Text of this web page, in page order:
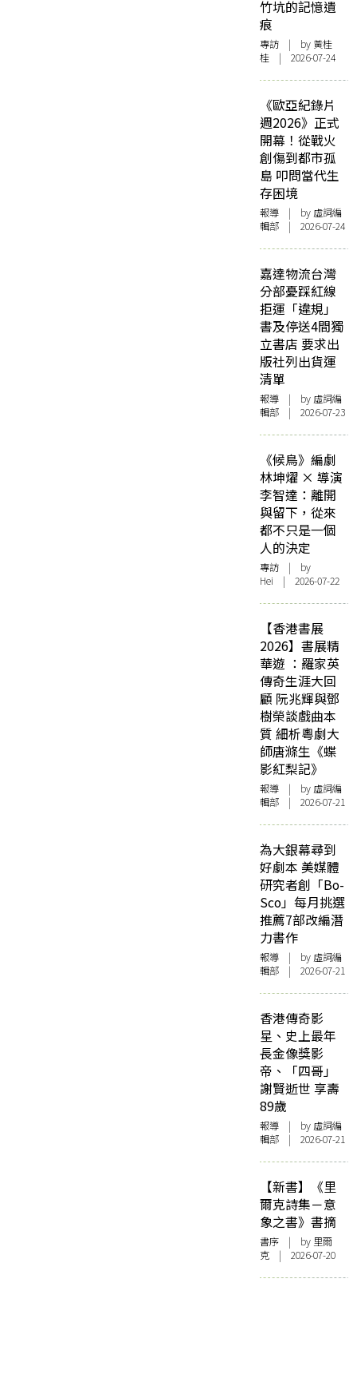
竹坑的記憶遺
痕
專訪 | by 黃桂
桂 | 2026-07-24
《歐亞紀錄片
週2026》正式
開幕！從戰火
創傷到都市孤
島 叩問當代生
存困境
報導 | by 虛詞編
輯部 | 2026-07-24
嘉達物流台灣
分部憂踩紅線
拒運「違規」
書及停送4間獨
立書店 要求出
版社列出貨運
清單
報導 | by 虛詞編
輯部 | 2026-07-23
《候鳥》編劇
林坤燿 × 導演
李智達：離開
與留下，從來
都不只是一個
人的決定
專訪 | by
Hei | 2026-07-22
【香港書展
2026】書展精
華遊 ：羅家英
傳奇生涯大回
顧 阮兆輝與鄧
樹榮談戲曲本
質 細析粵劇大
師唐滌生《蝶
影紅梨記》
報導 | by 虛詞編
輯部 | 2026-07-21
為大銀幕尋到
好劇本 美媒體
研究者創「Bo-
Sco」每月挑選
推薦7部改編潛
力書作
報導 | by 虛詞編
輯部 | 2026-07-21
香港傳奇影
星、史上最年
長金像獎影
帝、「四哥」
謝賢逝世 享壽
89歲
報導 | by 虛詞編
輯部 | 2026-07-21
【新書】《里
爾克詩集－意
象之書》書摘
書序 | by 里爾
克 | 2026-07-20